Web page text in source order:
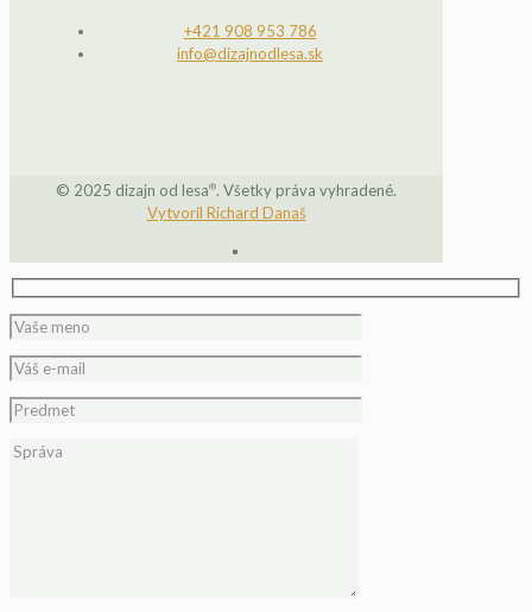
+421 908 953 786
info@dizajnodlesa.sk
© 2025 dizajn od lesa®. Všetky práva vyhradené.
Vytvoril Richard Današ
Please leave this field empty.